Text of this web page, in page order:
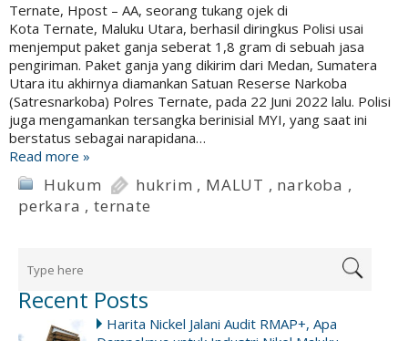
Ternate, Hpost – AA, seorang tukang ojek di
Kota Ternate, Maluku Utara, berhasil diringkus Polisi usai
menjemput paket ganja seberat 1,8 gram di sebuah jasa
pengiriman. Paket ganja yang dikirim dari Medan, Sumatera
Utara itu akhirnya diamankan Satuan Reserse Narkoba
(Satresnarkoba) Polres Ternate, pada 22 Juni 2022 lalu. Polisi
juga mengamankan tersangka berinisial MYI, yang saat ini
berstatus sebagai narapidana…
Read more »
Hukum hukrim , MALUT , narkoba ,
perkara ,ternate
Recent Posts
Harita Nickel Jalani Audit RMAP+, Apa